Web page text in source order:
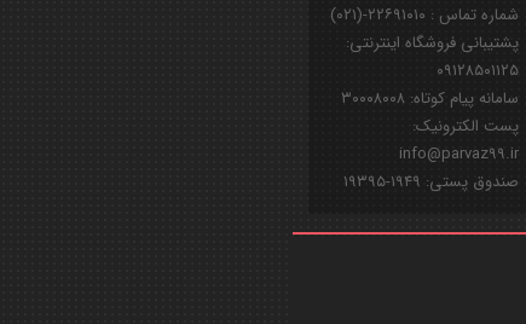
شماره تماس : ۲۲۶۹۱۰۱۰-(۰۲۱)
پشتیبانی فروشگاه اینترنتی:
۰۹۱۲۸۵۰۱۱۲۵
سامانه پیام کوتاه: ۳۰۰۰۸۰۰۸
پست الکترونیک:
info@parvaz99.ir
صندوق پستی: ۱۹۴۹-۱۹۳۹۵